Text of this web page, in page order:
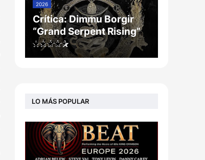
2026
Crítica: Dimmu Borgir
“Grand Serpent Rising”
LO MÁS POPULAR